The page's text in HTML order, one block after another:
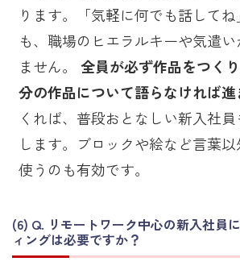
ります。「気軽に何でも話して
も、職場のヒエラルキーや気遣
ません。 全員が必ず作品をつく
分の作品について語らなければ
くれば、普段おとなしい新入社
します。ブロックや絵など言葉
使うのも有効です。
Q. リモートワーク中心の新入社員
ィングは必要ですか？